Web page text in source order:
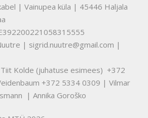
| Vainupea küla | 45446 Haljala
| sigrid.nuutre@gmail.com |
Tiit Kolde (juhatuse esimees) +372
+372 5334 0309 | Vilmar
| Annika Goroško